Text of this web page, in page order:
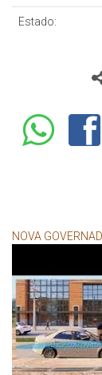
Estado:
NOVA